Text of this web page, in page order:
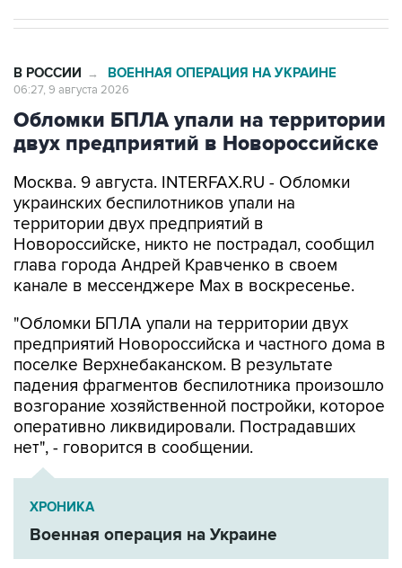
Обломки БПЛА упали на территории
двух предприятий в Новороссийске
Москва. 9 августа. INTERFAX.RU - Обломки
территории двух предприятий в
Новороссийске, никто не пострадал, сообщил
глава города Андрей Кравченко в своем
канале в мессенджере Max в воскресенье.
"Обломки БПЛА упали на территории двух
поселке Верхнебаканском. В результате
падения фрагментов беспилотника произошло
возгорание хозяйственной постройки, которое
оперативно ликвидировали. Пострадавших
нет", - говорится в сообщении.
ХРОНИКА
Военная операция на Украине
Новороссийск Андрей Кравченко